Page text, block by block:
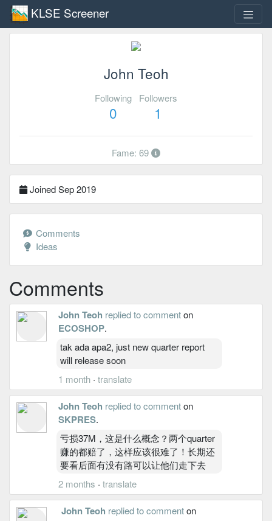
KLSE Screener
John Teoh
Following
0
Followers
1
Fame: 69
Joined Sep 2019
Comments
Ideas
Comments
John Teoh replied to commenton
ECOSHOP.
tak ada apa2, just new quarter report
will release soon
1 month · translate
John Teoh replied to commenton
SKPRES.
亏损37M，这是什么概念？两个quarter
赚的都赔了，这样应该很难了！长期还
要看后面有没有路可以让他们走下去
2 months · translate
John Teoh replied to commenton